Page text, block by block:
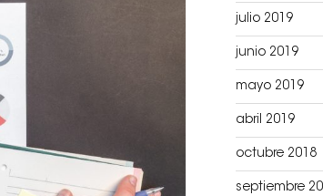
julio 2019
junio 2019
mayo 2019
abril 2019
octubre 2018
septiembre